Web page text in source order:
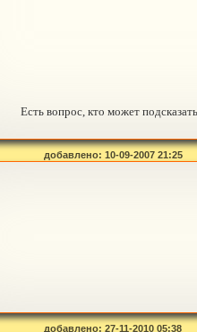
Есть вопрос, кто может
добавлено: 10-09-2007 21:25
добавлено: 27-11-2010 05:38